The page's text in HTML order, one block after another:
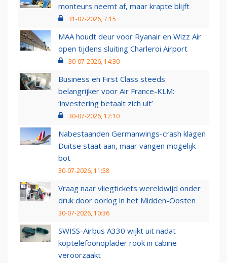
monteurs neemt af, maar krapte blijft
31-07-2026, 7:15
MAA houdt deur voor Ryanair en Wizz Air
open tijdens sluiting Charleroi Airport
30-07-2026, 14:30
Business en First Class steeds
belangrijker voor Air France-KLM:
‘investering betaalt zich uit’
30-07-2026, 12:10
Nabestaanden Germanwings-crash klagen
Duitse staat aan, maar vangen mogelijk
bot
30-07-2026, 11:58
Vraag naar vliegtickets wereldwijd onder
druk door oorlog in het Midden-Oosten
30-07-2026, 10:36
SWISS-Airbus A330 wijkt uit nadat
koptelefoonoplader rook in cabine
veroorzaakt